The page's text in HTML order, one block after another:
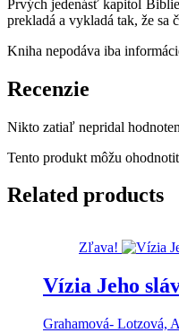
Prvých jedenásť kapitol
prekladá a vykladá tak, že sa
Kniha nepodáva iba
Recenzie
Nikto zatiaľ nepridal
Tento produkt môžu
Related products
Zľava!
Vízia Jeho
Grahamová- Lotzová,